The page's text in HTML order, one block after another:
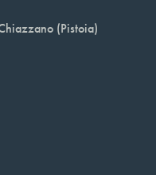
(Pistoia)